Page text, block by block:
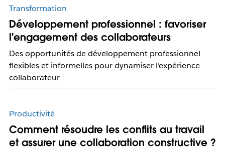
Transformation
Développement professionnel : favoriser
l'engagement des collaborateurs
Des opportunités de développement professionnel
flexibles et informelles pour dynamiser l’expérience
collaborateur
Productivité
Comment résoudre les conflits au travail
et assurer une collaboration constructive ?